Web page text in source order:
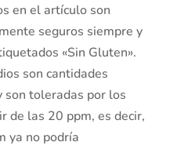
en el artículo son
seguros siempre y
«Sin Gluten».
son cantidades
son toleradas por los
de las 20 ppm, es decir,
ya no podría